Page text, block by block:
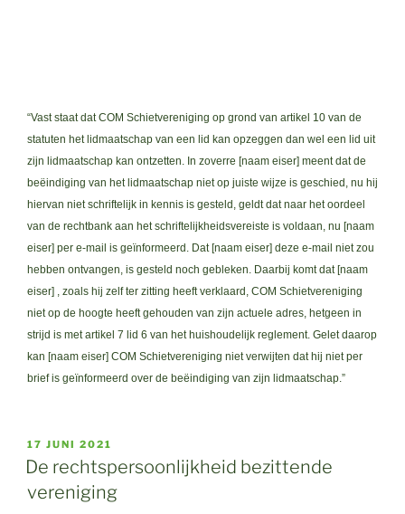
“Vast staat dat COM Schietvereniging op grond van artikel 10 van de
statuten het lidmaatschap van een lid kan opzeggen dan wel een lid uit
zijn lidmaatschap kan ontzetten. In zoverre [naam eiser] meent dat de
beëindiging van het lidmaatschap niet op juiste wijze is geschied, nu hij
hiervan niet schriftelijk in kennis is gesteld, geldt dat naar het oordeel
van de rechtbank aan het schriftelijkheidsvereiste is voldaan, nu [naam
eiser] per e-mail is geïnformeerd. Dat [naam eiser] deze e-mail niet zou
hebben ontvangen, is gesteld noch gebleken. Daarbij komt dat [naam
eiser] , zoals hij zelf ter zitting heeft verklaard, COM Schietvereniging
niet op de hoogte heeft gehouden van zijn actuele adres, hetgeen in
strijd is met artikel 7 lid 6 van het huishoudelijk reglement. Gelet daarop
kan [naam eiser] COM Schietvereniging niet verwijten dat hij niet per
brief is geïnformeerd over de beëindiging van zijn lidmaatschap.”
GEPLAATST
OP
17 JUNI 2021
De rechtspersoonlijkheid bezittende
vereniging